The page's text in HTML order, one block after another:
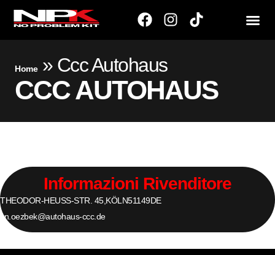
Home» Ccc Autohaus
CCC AUTOHAUS
Informazioni Rivenditore
THEODOR-HEUSS-STR. 45, KÖLN51149DE
kn.oezbek@autohaus-ccc.de